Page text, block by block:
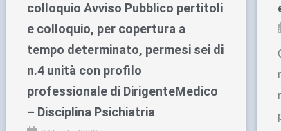
colloquio Avviso Pubblico pertitoli
e colloquio, per copertura a
tempo determinato, permesi sei di
n.4 unità con profilo
professionale di DirigenteMedico
– Disciplina Psichiatria